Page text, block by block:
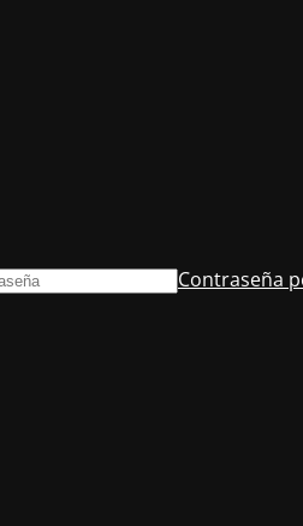
Contraseña